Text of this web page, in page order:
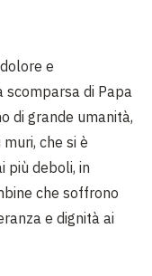
e
scomparsa di Papa
di grande umanità,
che si è
più deboli, in
che soffrono
e dignità ai